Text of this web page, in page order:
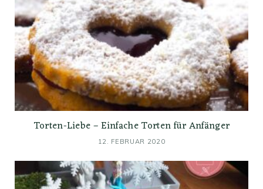
Torten-Liebe – Einfache Torten für Anfänger
12. FEBRUAR 2020